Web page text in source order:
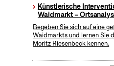
Künstlerische
Waidmarkt –
Begeben Sie sich auf eine
Waidmarkts und lernen Sie
Moritz Riesenbeck kennen.